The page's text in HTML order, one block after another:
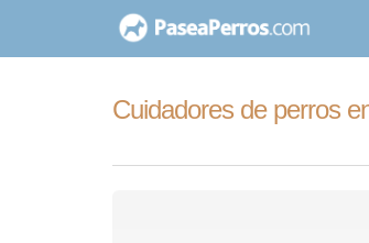
contenido
Cuidadores de perros